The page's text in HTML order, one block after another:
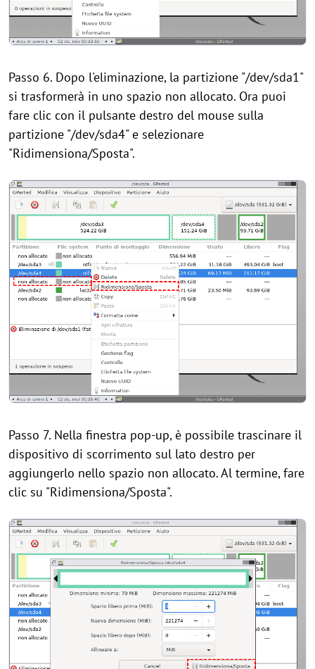
Passo 6. Dopo l'eliminazione, la partizione "/dev/sda1"
si trasformerà in uno spazio non allocato. Ora puoi
fare clic con il pulsante destro del mouse sulla
partizione "/dev/sda4" e selezionare
"Ridimensiona/Sposta".
Passo 7. Nella finestra pop-up, è possibile trascinare il
dispositivo di scorrimento sul lato destro per
aggiungerlo nello spazio non allocato. Al termine, fare
clic su "Ridimensiona/Sposta".